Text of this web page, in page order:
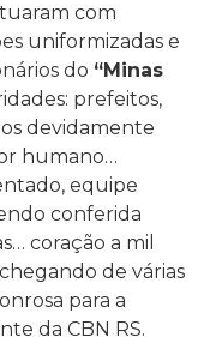
com
uniformizadas e
do “Minas
prefeitos,
devidamente
humano…
equipe
conferida
coração a mil
de várias
para a
da CBN RS.